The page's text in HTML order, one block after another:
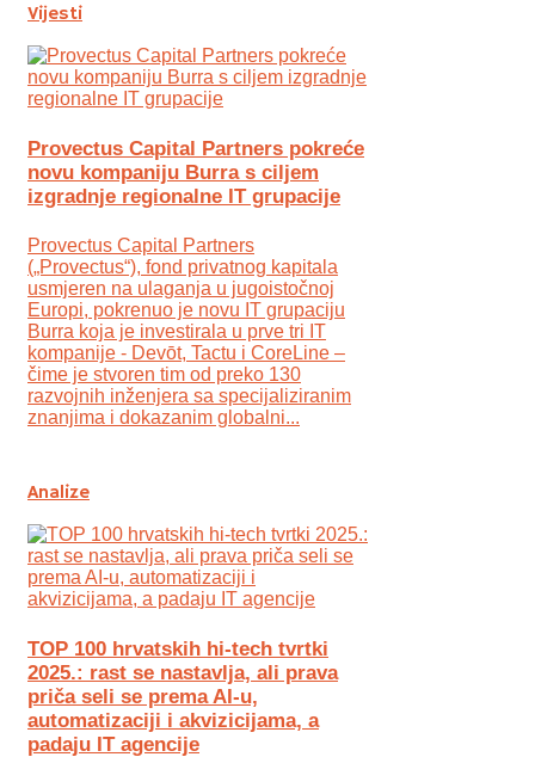
Vijesti
Provectus Capital Partners pokreće
novu kompaniju Burra s ciljem
izgradnje regionalne IT grupacije
Provectus Capital Partners
(„Provectus“), fond privatnog kapitala
usmjeren na ulaganja u jugoistočnoj
Europi, pokrenuo je novu IT grupaciju
Burra koja je investirala u prve tri IT
kompanije - Devōt, Tactu i CoreLine –
čime je stvoren tim od preko 130
razvojnih inženjera sa specijaliziranim
znanjima i dokazanim globalni...
Analize
TOP 100 hrvatskih hi-tech tvrtki
2025.: rast se nastavlja, ali prava
priča seli se prema AI-u,
automatizaciji i akvizicijama, a
padaju IT agencije